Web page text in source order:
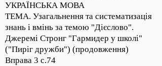
УКРАЇНСЬКА МОВА
ТЕМА. Узагальнення та систематизація
знань і вмінь за темою "Дієслово".
Джеремі Стронг "Гармидер у школі"
("Пиріг дружби") (продовження)
Вправа 3 с.74